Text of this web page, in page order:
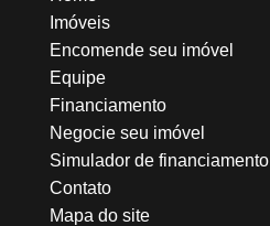
Imóveis
Encomende seu imóvel
Equipe
Financiamento
Negocie seu imóvel
Simulador de financiamento
Contato
Mapa do site